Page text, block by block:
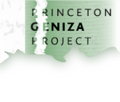
إلى المحتوى الرئيسي
الرئيسية